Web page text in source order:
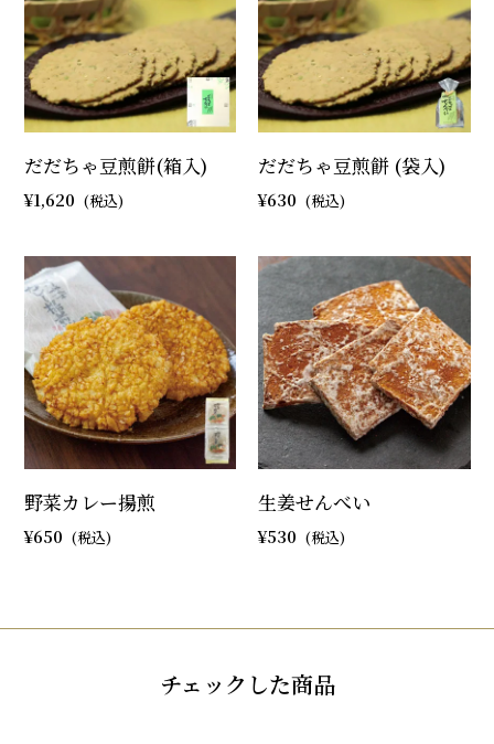
だだちゃ豆煎餅(箱入)
1,620
だだちゃ豆煎餅 (袋入)
630
野菜カレー揚煎
650
生姜せんべい
530
チェックした商品